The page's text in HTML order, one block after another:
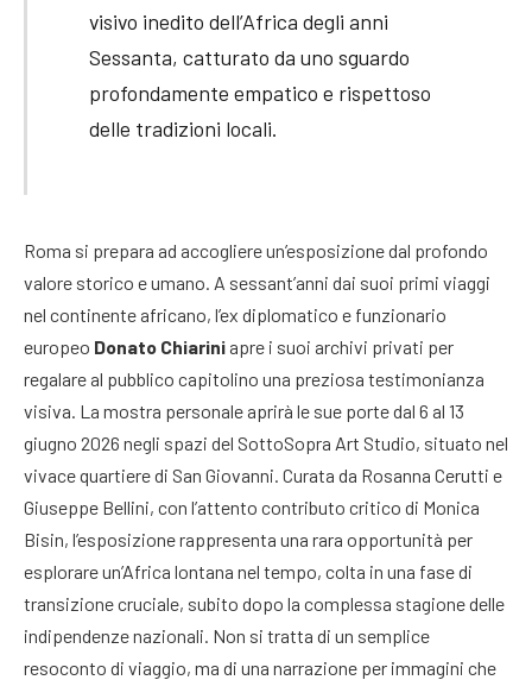
visivo inedito dell’Africa degli anni
Sessanta, catturato da uno sguardo
profondamente empatico e rispettoso
delle tradizioni locali.
Roma si prepara ad accogliere un’esposizione dal profondo
valore storico e umano. A sessant’anni dai suoi primi viaggi
nel continente africano, l’ex diplomatico e funzionario
europeo Donato Chiarini apre i suoi archivi privati per
regalare al pubblico capitolino una preziosa testimonianza
visiva. La mostra personale aprirà le sue porte dal 6 al 13
giugno 2026 negli spazi del SottoSopra Art Studio, situato nel
vivace quartiere di San Giovanni. Curata da Rosanna Cerutti e
Giuseppe Bellini, con l’attento contributo critico di Monica
Bisin, l’esposizione rappresenta una rara opportunità per
esplorare un’Africa lontana nel tempo, colta in una fase di
transizione cruciale, subito dopo la complessa stagione delle
indipendenze nazionali. Non si tratta di un semplice
resoconto di viaggio, ma di una narrazione per immagini che